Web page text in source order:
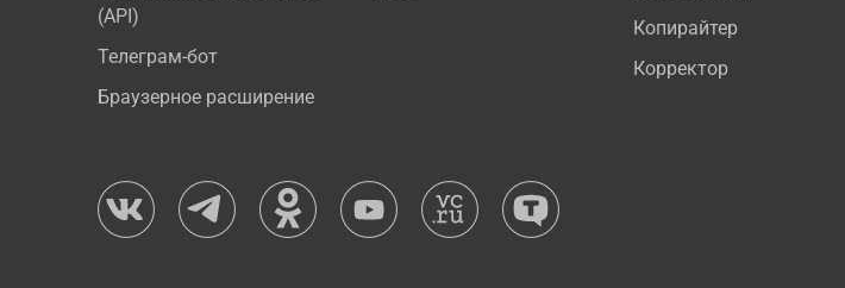
(API)
Телеграм-бот
Браузерное расширение
Копирайтер
Корректор